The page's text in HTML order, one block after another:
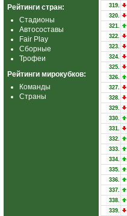
Рейтинги стран:
Стадионы
Автосоставы
Fair Play
Сборные
Трофеи
Рейтинги мирокубков:
Команды
Страны
319.
320.
321.
322.
323.
324.
325.
326.
327.
328.
329.
330.
331.
332.
333.
334.
335.
336.
337.
338.
339.